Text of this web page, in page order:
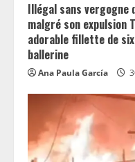
Illégal sans
malgré son expulsion
adorable fillette de
ballerine
Ana Paula García